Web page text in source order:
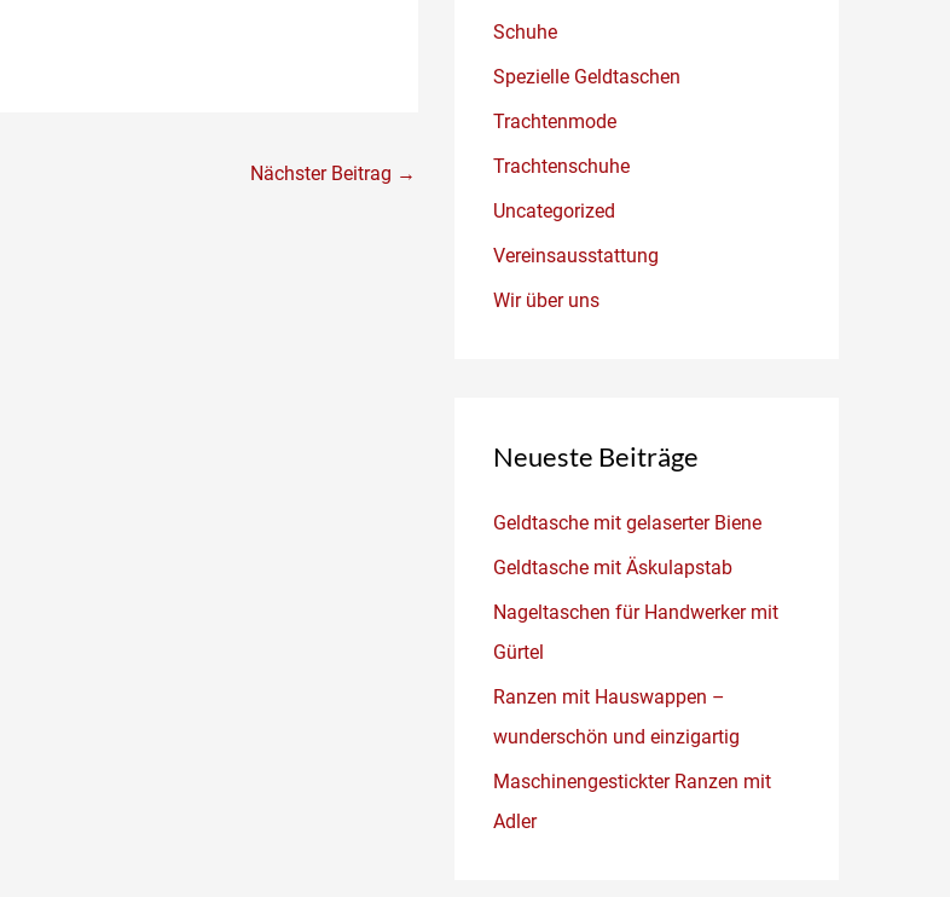
Nächster Beitrag →
Schuhe
Spezielle Geldtaschen
Trachtenmode
Trachtenschuhe
Uncategorized
Vereinsausstattung
Wir über uns
Neueste Beiträge
Geldtasche mit gelaserter Biene
Geldtasche mit Äskulapstab
Nageltaschen für Handwerker mit
Gürtel
Ranzen mit Hauswappen –
wunderschön und einzigartig
Maschinengestickter Ranzen mit
Adler